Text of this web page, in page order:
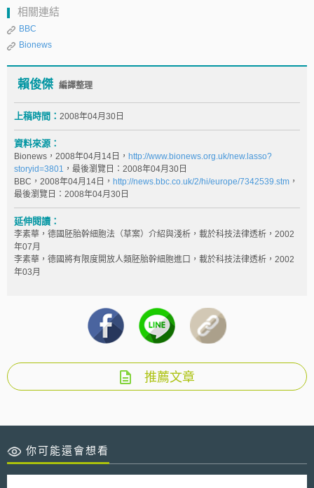
相關連結
BBC
Bionews
賴俊傑 編譯整理
上稿時間： 2008年04月30日
資料來源：
Bionews，2008年04月14日， http://www.bionews.org.uk/new.lasso?
storyid=3801 ，最後瀏覽日：2008年04月30日
BBC，2008年04月14日， http://news.bbc.co.uk/2/hi/europe/7342539.stm ，
最後瀏覽日：2008年04月30日
延伸閱讀：
李素華，德國胚胎幹細胞法（草案）介紹與淺析，載於科技法律透析，2002
年07月
李素華，德國將有限度開放人類胚胎幹細胞進口，載於科技法律透析，2002
年03月
推薦文章
你可能還會想看